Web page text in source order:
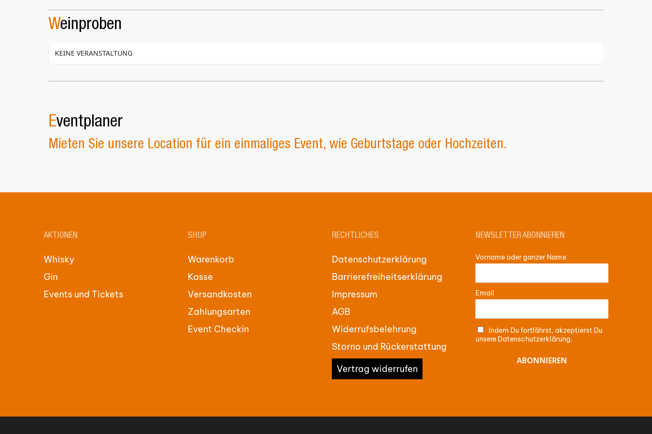
Weinproben
KEINE VERANSTALTUNG
Eventplaner
Mieten Sie unsere Location für ein einmaliges Event, wie Geburtstage oder Hochzeiten.
AKTIONEN
Whisky
Gin
Events und Tickets
SHOP
Warenkorb
Kasse
Versandkosten
Zahlungsarten
Event Checkin
RECHTLICHES
Datenschutzerklärung
Barrierefreiheitserklärung
Impressum
AGB
Widerrufsbelehrung
Storno und Rückerstattung
Vertrag widerrufen
NEWSLETTER ABONNIEREN
Vorname oder ganzer Name
Email
Indem Du fortfährst, akzeptierst Du
unsere Datenschutzerklärung.